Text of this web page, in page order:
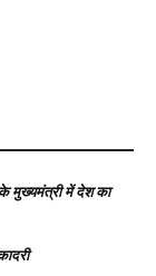
के मुख्यमंत्री में देश का